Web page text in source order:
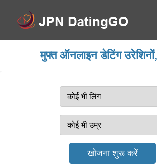
मुफ्त ऑनलाइन डेटिंग